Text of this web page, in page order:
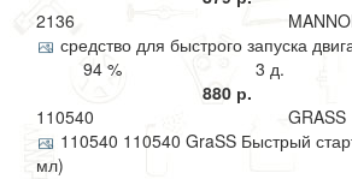
2136
средство для быстрого запуска
94 %
3 д.
880 р.
110540
GRASS
110540 110540 GraSS Быстрый
мл)